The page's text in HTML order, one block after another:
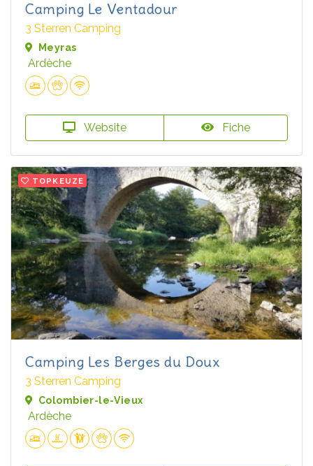
Camping Le Ventadour
3 Sterren Camping
Meyras
Ardèche
Website Fiche
TOPKEUZE
Camping Les Berges du Doux
3 Sterren Camping
Colombier-le-Vieux
Ardèche